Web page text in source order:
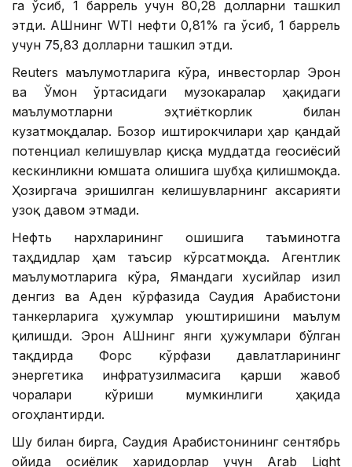
га ўсиб, 1 баррель учун 80,28 долларни ташкил
этди. АҚШнинг WTI нефти 0,81% га ўсиб, 1 баррель
учун 75,83 долларни ташкил этди.
Reuters маълумотларига кўра, инвесторлар Эрон
ва Ўмон ўртасидаги музокаралар ҳақидаги
маълумотларни эҳтиёткорлик билан
кузатмоқдалар. Бозор иштирокчилари ҳар қандай
потенциал келишувлар қисқа муддатда геосиёсий
кескинликни юмшата олишига шубҳа қилишмоқда.
Ҳозиргача эришилган келишувларнинг аксарияти
узоқ давом этмади.
Нефть нархларининг ошишига таъминотга
таҳдидлар ҳам таъсир кўрсатмоқда. Агентлик
маълумотларига кўра, Ямандаги хусийлар Қизил
денгиз ва Аден кўрфазида Саудия Арабистони
танкерларига ҳужумлар уюштиришини маълум
қилишди. Эрон АҚШнинг янги ҳужумлари бўлган
тақдирда Форс кўрфази давлатларининг
энергетика инфратузилмасига қарши жавоб
чоралари кўриши мумкинлиги ҳақида
огоҳлантирди.
Шу билан бирга, Саудия Арабистонининг сентябрь
ойида осиёлик харидорлар учун Arab Light